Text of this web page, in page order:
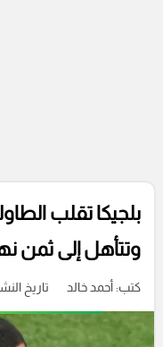
بلجيكا تقلب
وتتأهل إلى ثمن
كتب:أحمد خالد تاريخ النشر: 02/